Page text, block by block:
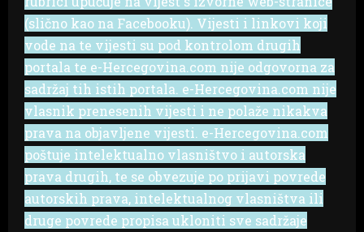
(slično kao na Facebooku). Vijesti i linkovi koji
vode na te vijesti su pod kontrolom drugih
portala te e-Hercegovina.com nije odgovorna za
sadržaj tih istih portala. e-Hercegovina.com nije
vlasnik prenesenih vijesti i ne polaže nikakva
prava na objavljene vijesti. e-Hercegovina.com
poštuje intelektualno vlasništvo i autorska
prava drugih, te se obvezuje po prijavi povrede
autorskih prava, intelektualnog vlasništva ili
druge povrede propisa ukloniti sve sadržaje